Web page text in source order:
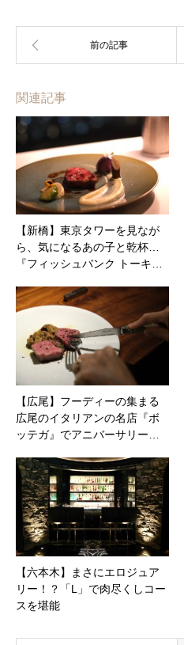
関連記事
【新橋】東京タワーを見なが
ら、気になるあの子と乾杯…
『フィッシュバンク トーキ…
【広尾】フーディーの集まる
広尾のイタリアンの名店『ボ
ッテガ』でアニバーサリー…
【六本木】まさにエロジュア
リー！？「L」で肉尽くしコー
スを堪能